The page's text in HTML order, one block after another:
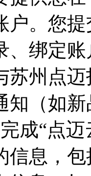
户。您
、绑定
苏州点
知（如
成“点
信息，包